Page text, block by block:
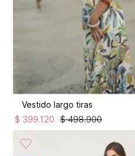
Vestido largo tiras
$ 498.900
$ 399.120